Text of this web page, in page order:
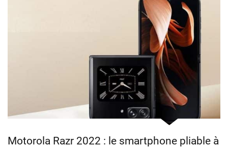
Motorola Razr 2022 : le smartphone pliable à